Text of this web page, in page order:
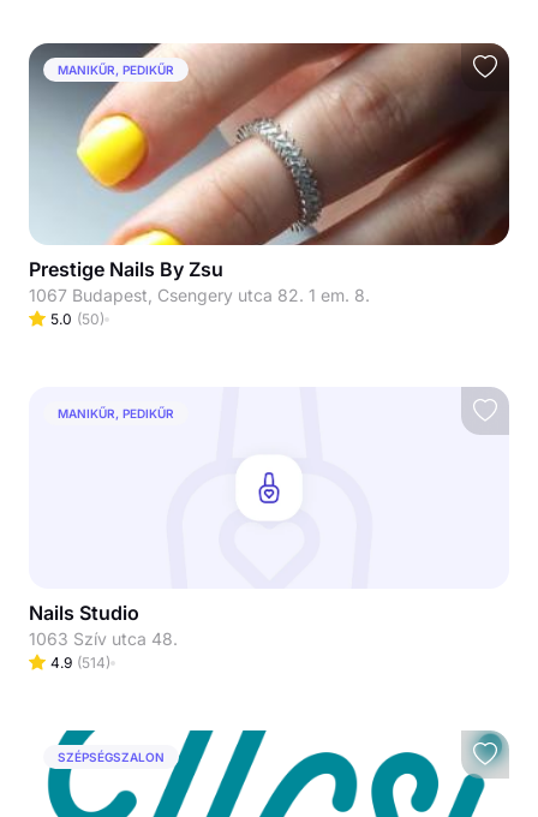
MANIKŰR, PEDIKŰR
Prestige Nails By Zsu
1067 Budapest, Csengery utca 82. 1 em. 8.
5.0 (50)
MANIKŰR, PEDIKŰR
Nails Studio
1063 Szív utca 48.
4.9 (514)
SZÉPSÉGSZALON